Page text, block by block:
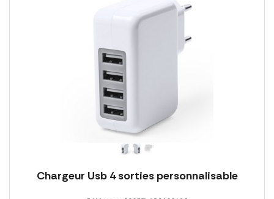
Chargeur Usb 4 sorties personnalisable